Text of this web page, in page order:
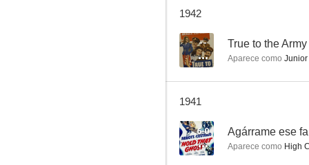
1942
-- True to the Army
Aparece como Junior
1941
6.0 Agárrame ese
Aparece como High